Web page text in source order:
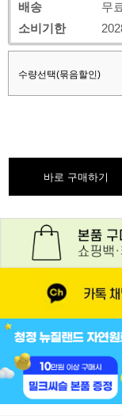
배송
무
소비기한
수량선택(묶음할인)
바로 구매하기